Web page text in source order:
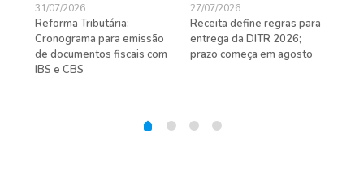
31/07/2026
Reforma Tributária:
Cronograma para emissão
de documentos fiscais com
IBS e CBS
27/07/2026
Receita define regras para
entrega da DITR 2026;
prazo começa em agosto